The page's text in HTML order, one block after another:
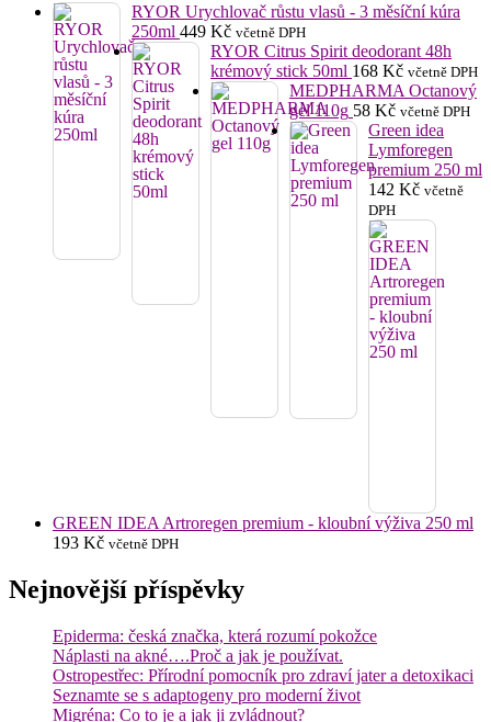
RYOR Urychlovač růstu vlasů - 3 měsíční kúra
250ml 449 Kč včetně DPH
RYOR Citrus Spirit deodorant 48h
krémový stick 50ml 168 Kč včetně DPH
MEDPHARMA Octanový
gel 110g 58 Kč včetně DPH
Green idea
Lymforegen
premium 250 ml
142 Kč včetně
DPH
GREEN IDEA Artroregen premium - kloubní výživa 250 ml
193 Kč včetně DPH
Nejnovější příspěvky
Epiderma: česká značka, která rozumí pokožce
Náplasti na akné….Proč a jak je používat.
Ostropestřec: Přírodní pomocník pro zdraví jater a detoxikaci
Seznamte se s adaptogeny pro moderní život
Migréna: Co to je a jak ji zvládnout?